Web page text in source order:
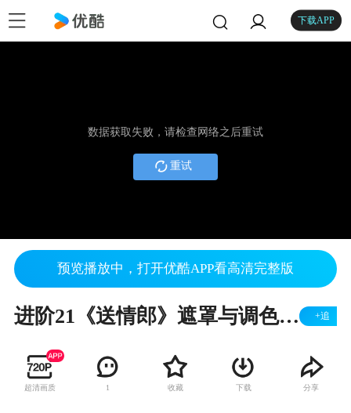
下载APP
数据获取失败，请检查网络之后重试
重试
预览播放中，打开优酷APP看高清完整版
进阶21《送情郎》遮罩与调色实例演示教程_漫步广场舞制作视频教程 +追
超清画质 1 收藏 下载 分享